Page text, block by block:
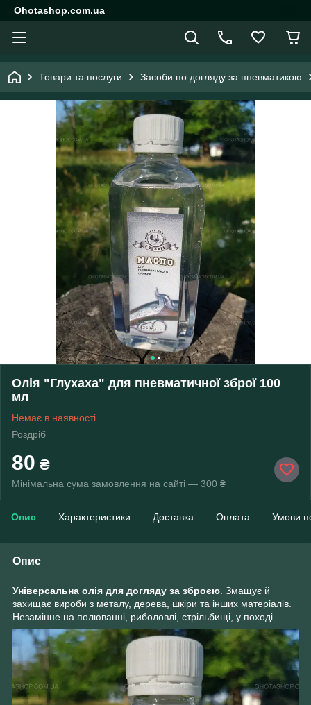
Ohotashop.com.ua
Товари та послуги Засоби по догляду за пневматикою
Олія "Глухаха" для пневматичної зброї 100
мл
Немає в наявності
Роздріб
80 ₴
Мінімальна сума замовлення на сайті — 300 ₴
Опис Характеристики Доставка Оплата Умови
Опис
Універсальна олія для догляду за зброєю . Змащує й
захищає вироби з металу, дерева, шкіри та інших матеріалів.
Незамінне на полюванні, риболовлі, стрільбищі, у поході.